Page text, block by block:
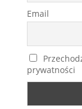
Email
prywatności